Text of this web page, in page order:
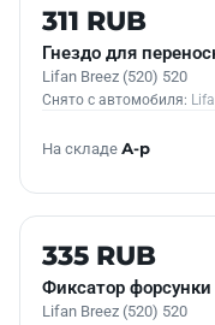
Б/У В НАЛИЧИИ
311 RUB
Гнездо для
Lifan Breez (520) 520
Снято с автомобиля:
На складе А-р
Б/У В НАЛИЧИИ
335 RUB
Фиксатор
Lifan Breez (520) 520